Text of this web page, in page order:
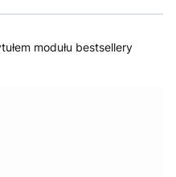
modułu bestsellery